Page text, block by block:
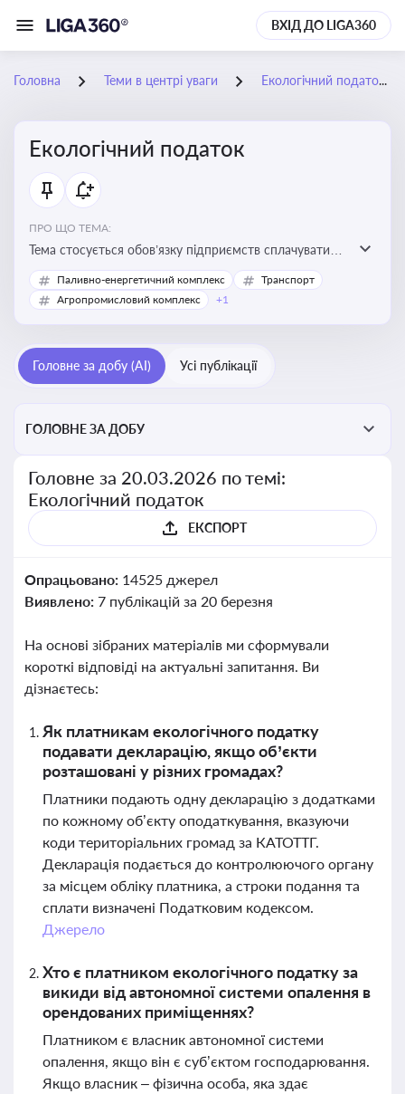
ВХІД ДО LIGA360
Головна Теми в центрі уваги Екологічний податок
Екологічний податок
ПРО ЩО ТЕМА:
Тема стосується обов’язку підприємств сплачувати
екологічний податок за забруднення довкілля. Вона
важлива для екологічного контролю бізнесу,
Паливно-енергетичний комплекс
Транспорт
Агропромисловий комплекс
+1
Головне за добу (AI) Усі публікації
ГОЛОВНЕ ЗА ДОБУ
Головне за 20.03.2026 по темі:
Екологічний податок
ЕКСПОРТ
Опрацьовано: 14525 джерел
Виявлено: 7 публікацій за 20 березня
На основі зібраних матеріалів ми сформували
короткі відповіді на актуальні запитання. Ви
дізнаєтесь:
Як платникам екологічного податку
подавати декларацію, якщо об’єкти
розташовані у різних громадах?
Платники подають одну декларацію з додатками
по кожному об’єкту оподаткування, вказуючи
коди територіальних громад за КАТОТТГ.
Декларація подається до контролюючого органу
за місцем обліку платника, а строки подання та
сплати визначені Податковим кодексом.
Джерело
Хто є платником екологічного податку за
викиди від автономної системи опалення в
орендованих приміщеннях?
Платником є власник автономної системи
опалення, якщо він є суб’єктом господарювання.
Якщо власник – фізична особа, яка здає